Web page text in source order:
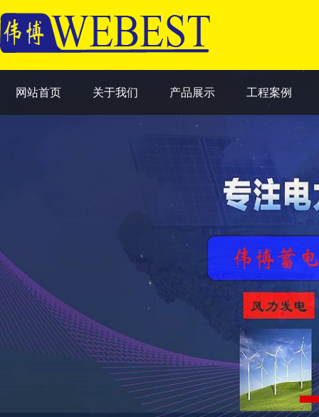
网站首页 关于我们 产品展示 工程案例